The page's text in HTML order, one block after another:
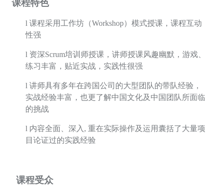
课程特色
l 课程采用工作坊（Workshop）模式授课，课程互动
性强
l 资深Scrum培训师授课，讲师授课风趣幽默，游戏、
练习丰富，贴近实战，实践性很强
l 讲师具有多年在跨国公司的大型团队的带队经验，
实战经验丰富，也更了解中国文化及中国团队所面临
的挑战
l 内容全面、深入 ,重在实际操作及运用囊括了大量项
目论证过的实践经验
课程受众